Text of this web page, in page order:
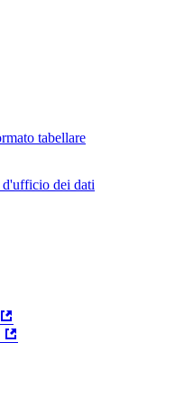
tabellare
dei dati